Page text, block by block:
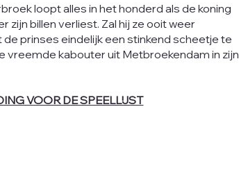
loopt alles in het honderd als de koning
zijn billen verliest. Zal hij ze ooit weer
prinses eindelijk een stinkend scheetje te
vreemde kabouter uit Metbroekendam in zijn
VOOR DE SPEELLIJST